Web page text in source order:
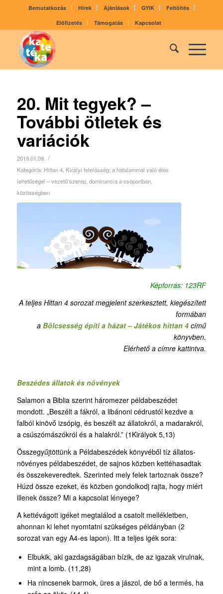
Bemutatkozás Hírek Ajánlások GYIK
Feltöltés
Előfizetés
Támogatás Kapcsolat
20. Mit tegyek? –
További ötletek és
variációk
2019.01.09. /
Kategória: Hittan 4, Királyi felelősség: a hatalommal való élés
lehetőségei – vezető szerep, dominancia a csoportban,
közösségben
Képforrás: 123RF
A teljes Hittan 4 sorozat megjelent szerkesztett, kiegészített
formában
aBölcsesség építi a házat – Játékos hittan 4 című
könyvben.
Elérhető a címre kattintva.
Beszédes állatok és növények
Salamon a Biblia szerint háromezer példabeszédet
mondott. „Beszélt a fákról, a libánoni cédrustól kezdve a
falból kinövő izsópig, és beszélt az állatokról, a madarakról,
a csúszómászókról és a halakról.” (1Királyok 5,13)
Összegyűjtöttünk a Példabeszédek könyvéből tíz állatos-
növényes példabeszédet, de sajnos közben kettéhasadtak
és összekeveredtek. Szerinted mely felek tartoznak össze?
Húzd össze ezeket, és közben gondolkodj rajta, hogy miért
illenek össze? Mi a kapcsolat lényege?
A kettévágott igéket megtalálod a csatolt mellékletben,
ahonnan ki lehet nyomtatni szükséges példányban (2
sorozat van egy A4-es lapon). Itt a teljes igék sora:
Elbukik, aki gazdagságában bízik, de az igazak virulnak,
mint a lomb. (11,28)
Ha nincsenek barmok, üres a jászol, de bő a termés, ha